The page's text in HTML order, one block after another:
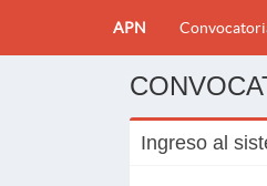
APN
Ingreso al